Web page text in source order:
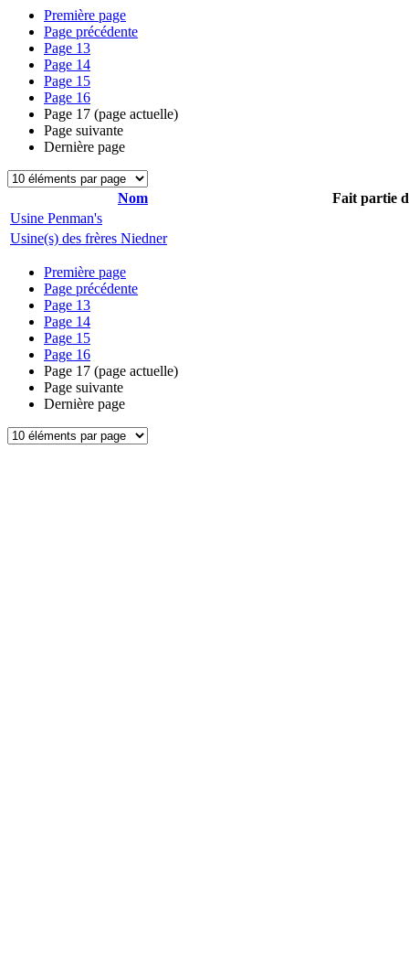
Première page
Page précédente
Page 13
Page 14
Page 15
Page 16
Page 17 (page actuelle)
Page suivante
Dernière page
Nom
Fait partie
Usine Penman's
Usine(s) des frères Niedner
Première page
Page précédente
Page 13
Page 14
Page 15
Page 16
Page 17 (page actuelle)
Page suivante
Dernière page